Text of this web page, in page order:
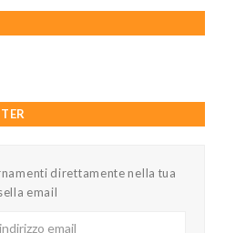
direttamente nella tua
email